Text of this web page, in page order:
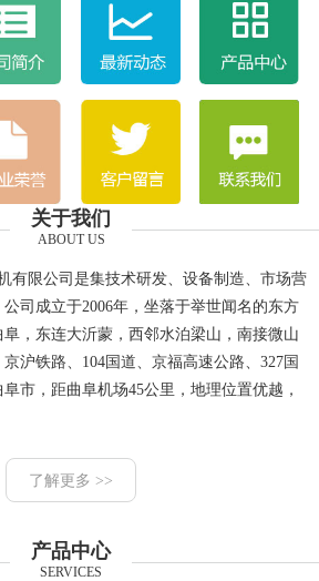
关于我们
ABOUT US
有限公司是集技术研发、设备制造、市场营
司成立于2006年，坐落于举世闻名的东方
，东连大沂蒙，西邻水泊梁山，南接微山
沪铁路、104国道、京福高速公路、327国
市，距曲阜机场45公里，地理位置优越，
了解更多 >>
产品中心
SERVICES